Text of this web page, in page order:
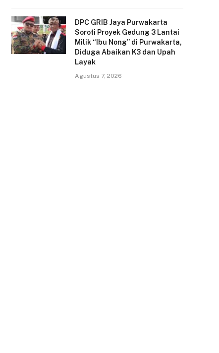
DPC GRIB Jaya Purwakarta
Soroti Proyek Gedung 3 Lantai
Milik “Ibu Nong” di Purwakarta,
Diduga Abaikan K3 dan Upah
Layak
Agustus 7, 2026